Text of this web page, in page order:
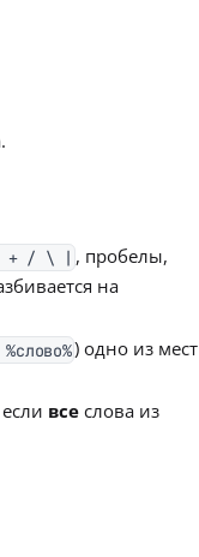
/ \ | , пробелы,
на
) одно из мест
все слова из